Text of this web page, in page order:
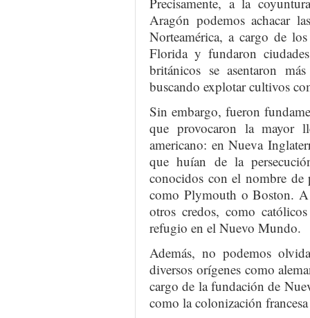
Aragón podemos achacar
Norteamérica, a cargo de
Florida y fundaron
británicos se asentaron
buscando explotar cultivos
Sin embargo, fueron
que provocaron la mayor
americano: en Nueva
que huían de la
conocidos con el nombre de
como Plymouth o Boston.
otros credos, como
refugio en el Nuevo Mundo.
Además, no podemos
diversos orígenes como
cargo de la fundación de
como la colonización